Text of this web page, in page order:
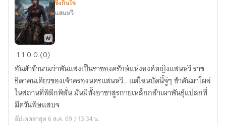
องครักษ์
หลง
ยุค
ซึ้งกินใจ
แสนหวี
1 100 (0)
อันตัวข้านามว่าพันแสงเป็นราชองครักษ์แห่งองค์หญิงแสนหวี ราช
ธิดาคนเดียวของเจ้าครองนครแสนหวี.. แต่ไฉนบัดนี้จู่ๆ ข้าดันมาโผล่
ในสถานที่พิลึกพิลั่น มันมีทั้งอาชาสูรกายเหล็กกล้าเผาพันธุ์แปลกที่
มีควันพิษแสบจ
อัปเดตล่าสุด 6 ส.ค. 69 / 13:34 น.